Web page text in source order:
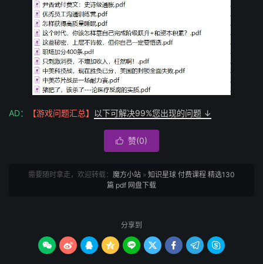
AD： 【游戏问题汇总】 以下可解决99%您出现的问题 ↓
 赞(0)
需要随时拿走，欢迎转载： 魔方小站 » 知识星球 付费课程 精选130
篇 pdf 网盘下载
分享到
        